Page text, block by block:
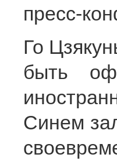
пресс-
Го
быть
Синем